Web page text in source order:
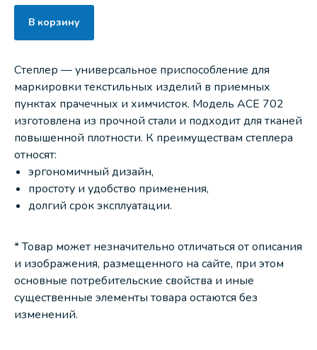
В корзину
Степлер — универсальное приспособление для
маркировки текстильных изделий в приемных
пунктах прачечных и химчисток. Модель ACE 702
изготовлена из прочной стали и подходит для тканей
повышенной плотности. К преимуществам степлера
относят:
эргономичный дизайн,
простоту и удобство применения,
долгий срок эксплуатации.
* Товар может незначительно отличаться от описания
и изображения, размещенного на сайте, при этом
основные потребительские свойства и иные
существенные элементы товара остаются без
изменений.